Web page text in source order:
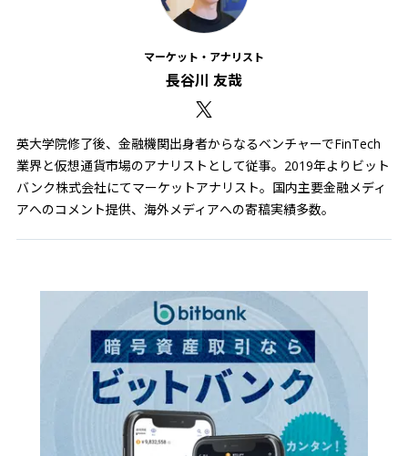
マーケット・アナリスト
長谷川 友哉
英大学院修了後、金融機関出身者からなるベンチャーでFinTech
業界と仮想通貨市場のアナリストとして従事。2019年よりビット
バンク株式会社にてマーケットアナリスト。国内主要金融メディ
アへのコメント提供、海外メディアへの寄稿実績多数。